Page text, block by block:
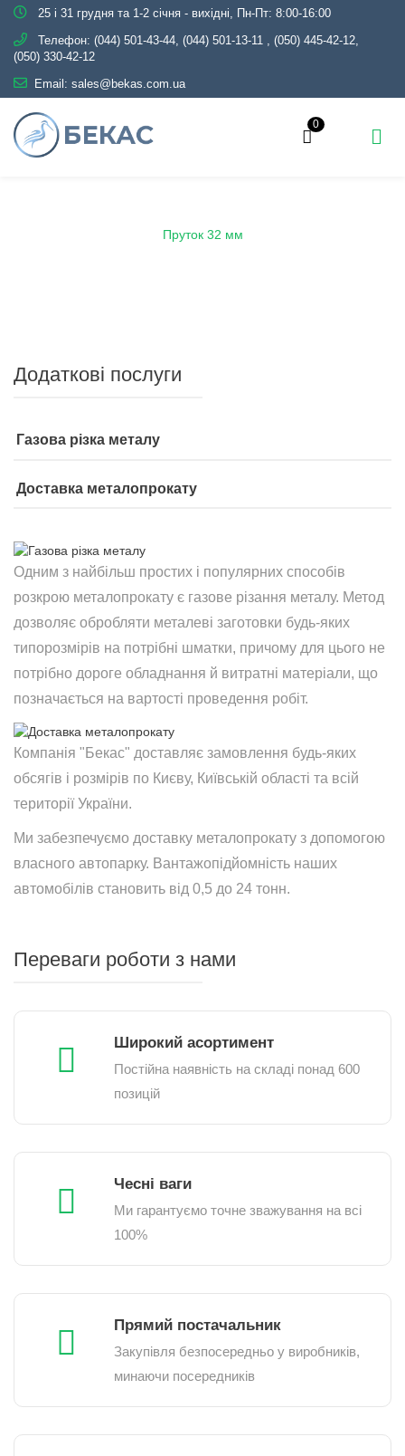
25 і 31 грудня та 1-2 січня - вихідні, Пн-Пт: 8:00-16:00
Телефон: (044) 501-43-44, (044) 501-13-11 , (050) 445-42-12,
(050) 330-42-12
Email: sales@bekas.com.ua
0
Пруток 32 мм
Додаткові послуги
Газова різка металу
Доставка металопрокату
Одним з найбільш простих і популярних способів
розкрою металопрокату є газове різання металу. Метод
дозволяє обробляти металеві заготовки будь-яких
типорозмірів на потрібні шматки, причому для цього не
потрібно дороге обладнання й витратні матеріали, що
позначається на вартості проведення робіт.
Компанія "Бекас" доставляє замовлення будь-яких
обсягів і розмірів по Києву, Київській області та всій
території України.
Ми забезпечуємо доставку металопрокату з допомогою
власного автопарку. Вантажопідйомність наших
автомобілів становить від 0,5 до 24 тонн.
Переваги роботи з нами
Широкий асортимент
Постійна наявність на складі понад 600
позицій
Чесні ваги
Ми гарантуємо точне зважування на всі
100%
Прямий постачальник
Закупівля безпосередньо у виробників,
минаючи посередників